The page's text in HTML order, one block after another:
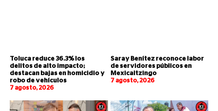
Toluca reduce 36.3% los
delitos de alto impacto;
destacan bajas en homicidio y
robo de vehículos
7 agosto, 2026
Saray Benítez reconoce labor
de servidores públicos en
Mexicaltzingo
7 agosto, 2026